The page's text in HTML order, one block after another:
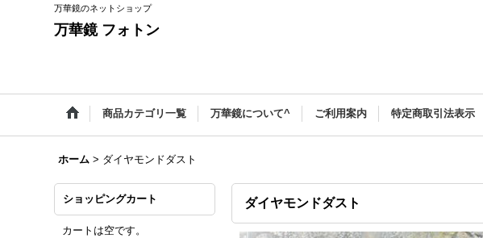
万華鏡のネットショップ
万華鏡 フォトン
商品カテゴリ一覧 万華鏡について^ ご利用案内 特定商取引法表示
ホーム > ダイヤモンドダスト
ショッピングカート
カートは空です。
ダイヤモンドダスト